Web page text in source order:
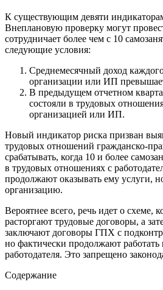
К существующим девяти
Внеплановую проверку могут
сотрудничает более чем с 10
следующие условия:
Среднемесячный доход
организации или ИП
В предыдущем отчетном
состояли в трудовых
организацией или ИП.
Новый индикатор риска призван
трудовых отношений гражданско-
срабатывать, когда 10 и более
в трудовых отношениях с
продолжают оказывать ему услуги,
организацию.
Вероятнее всего, речь идет о схеме,
расторгают трудовые договоры, а
заключают договоры ГПХ с
но фактически продолжают работать
работодателя. Это запрещено
Содержание